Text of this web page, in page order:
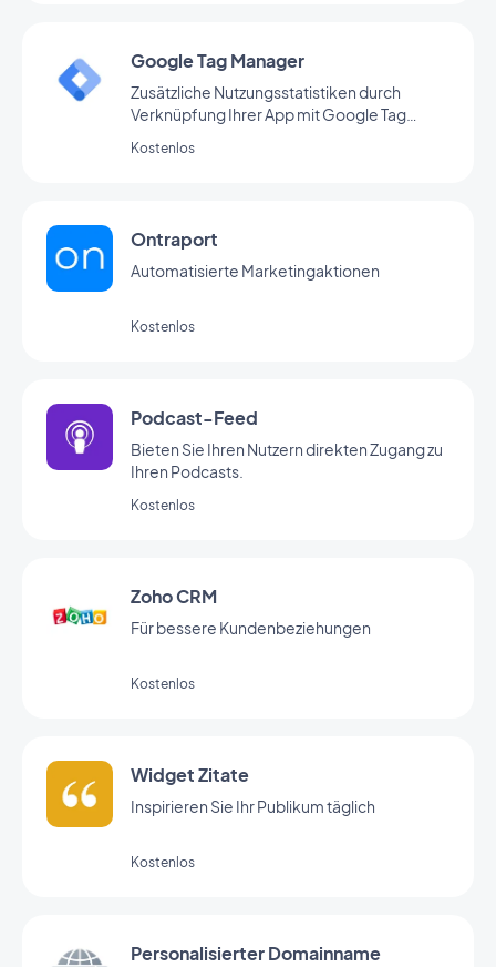
Google Tag Manager
Zusätzliche Nutzungsstatistiken durch
Verknüpfung Ihrer App mit Google Tag
Kostenlos
Ontraport
Automatisierte Marketingaktionen
Kostenlos
Podcast-Feed
Bieten Sie Ihren Nutzern direkten Zugang zu
Ihren Podcasts.
Kostenlos
Zoho CRM
Für bessere Kundenbeziehungen
Kostenlos
Widget Zitate
Inspirieren Sie Ihr Publikum täglich
Kostenlos
Personalisierter Domainname